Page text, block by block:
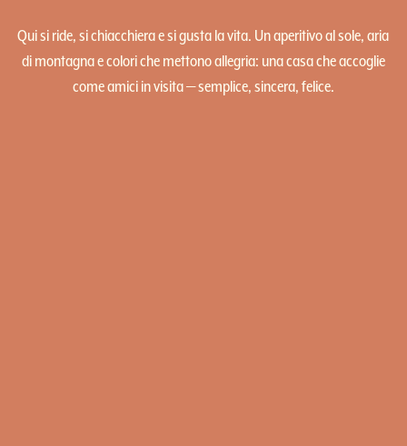
Qui si ride, si chiacchiera e si gusta la vita. Un aperitivo al sole, aria
di montagna e colori che mettono allegria: una casa che accoglie
come amici in visita — semplice, sincera, felice.